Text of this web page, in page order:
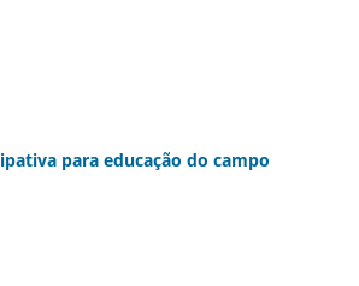
para educação do campo